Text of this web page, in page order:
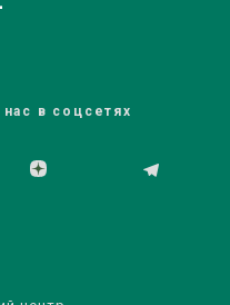
в соцсетях